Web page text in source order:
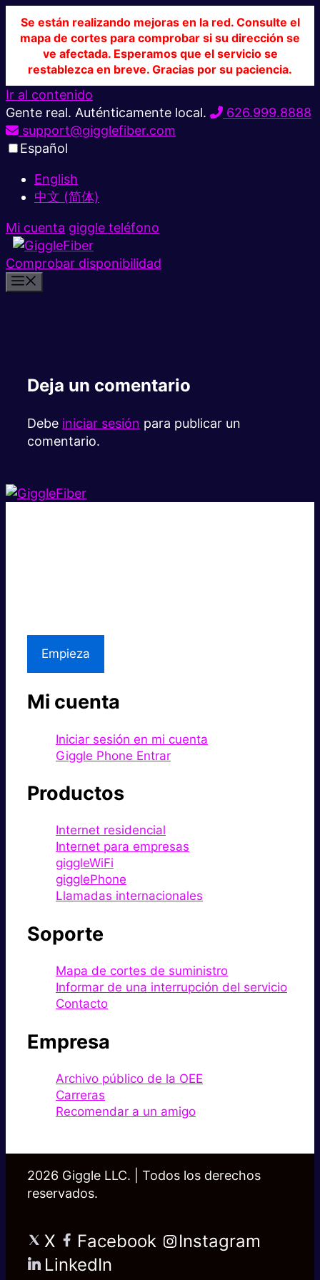
Se están realizando mejoras en la red. Consulte el
mapa de cortes para comprobar si su dirección se
ve afectada. Esperamos que el servicio se
restablezca en breve. Gracias por su paciencia.
Ir al contenido
Gente real. Auténticamente local.
626.999.8888
support@gigglefiber.com
Español
English
中文 (简体)
Mi cuenta giggle teléfono
Comprobar disponibilidad
Deja un comentario
Debe iniciar sesión para publicar un
comentario.
Empieza
Mi cuenta
Iniciar sesión en mi cuenta
Giggle Phone Entrar
Productos
Internet residencial
Internet para empresas
giggleWiFi
gigglePhone
Llamadas internacionales
Soporte
Mapa de cortes de suministro
Informar de una interrupción del servicio
Contacto
Empresa
Archivo público de la OEE
Carreras
Recomendar a un amigo
2026 Giggle LLC. | Todos los derechos
reservados.
X Facebook
Instagram
LinkedIn